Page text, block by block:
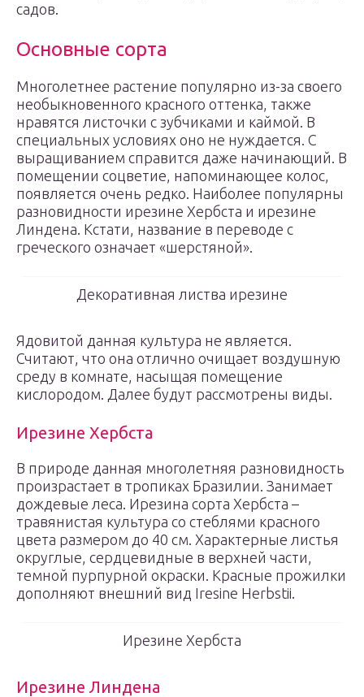
садов.
Основные сорта
Многолетнее растение популярно из-за своего
необыкновенного красного оттенка, также
нравятся листочки с зубчиками и каймой. В
специальных условиях оно не нуждается. С
выращиванием справится даже начинающий. В
помещении соцветие, напоминающее колос,
появляется очень редко. Наиболее популярны
разновидности ирезине Хербста и ирезине
Линдена. Кстати, название в переводе с
греческого означает «шерстяной».
Декоративная листва ирезине
Ядовитой данная культура не является.
Считают, что она отлично очищает воздушную
среду в комнате, насыщая помещение
кислородом. Далее будут рассмотрены виды.
Ирезине Хербста
В природе данная многолетняя разновидность
произрастает в тропиках Бразилии. Занимает
дождевые леса. Ирезина сорта Хербста –
травянистая культура со стеблями красного
цвета размером до 40 см. Характерные листья
округлые, сердцевидные в верхней части,
темной пурпурной окраски. Красные прожилки
дополняют внешний вид Iresine Herbstii.
Ирезине Хербста
Ирезине Линдена